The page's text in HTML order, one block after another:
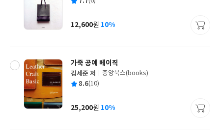
쓴
출
사
가
12,600원 10%
가죽 공예 베이직
글
쓴
김세준 저
출
사
중앙북스(books)
평 8.6(10)
가
25,200원 10%